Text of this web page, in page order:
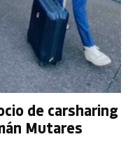
de carsharing
Mutares